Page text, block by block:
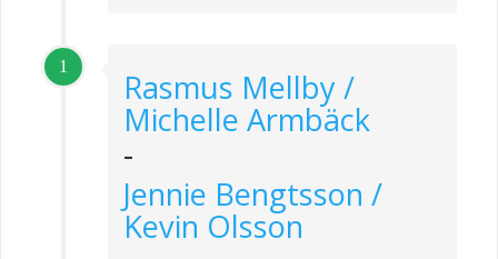
1
Rasmus Mellby /
Michelle Armbäck
-
Jennie Bengtsson /
Kevin Olsson